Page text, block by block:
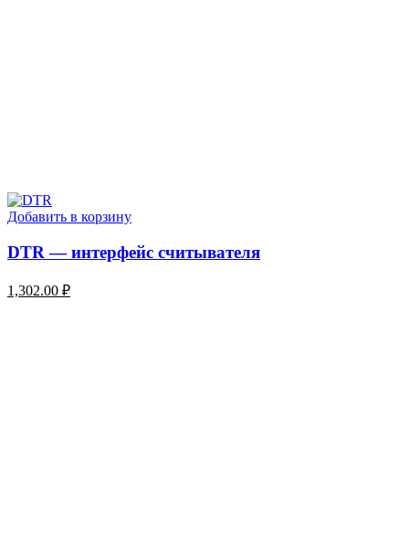
Добавить в корзину
DTR — интерфейс считывателя
1,302.00 ₽